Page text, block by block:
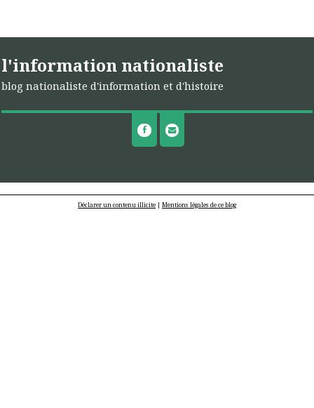
l'information nationaliste
blog nationaliste d'information et d'histoire
Déclarer un contenu illicite | Mentions légales de ce blog